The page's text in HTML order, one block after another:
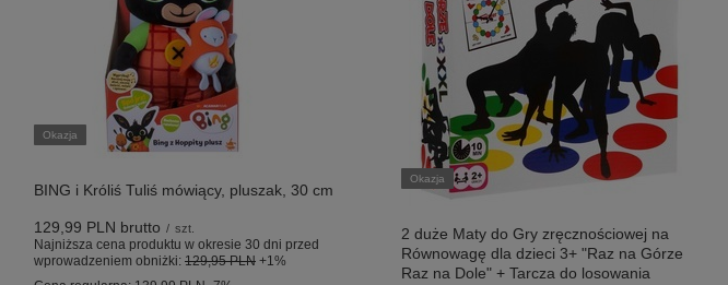
Okazja
BING i Króliś Tuliś mówiący, pluszak, 30 cm
129,99 PLN brutto / szt.
Najniższa cena produktu w okresie 30 dni przed
wprowadzeniem obniżki: 129,95 PLN +1%
Okazja
2 duże Maty do Gry zręcznościowej na
Równowagę dla dzieci 3+ "Raz na Górze
Raz na Dole" + Tarcza do losowania